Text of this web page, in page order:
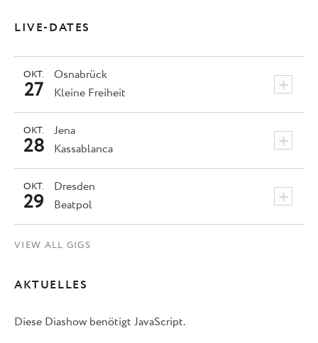
LIVE-DATES
Osnabrück +
OKT.
27 Kleine Freiheit
Jena +
OKT.
28 Kassablanca
Dresden +
OKT.
29 Beatpol
VIEW ALL GIGS
AKTUELLES
Diese Diashow benötigt JavaScript.